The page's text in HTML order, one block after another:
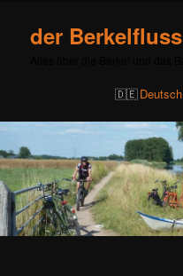
der Berkelfluss
Deutsch